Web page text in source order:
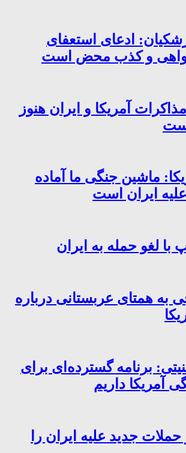
ادعای استعفای
واهی و کذب محض است
آمریکا و ایران هنوز
ماشین جنگی ما آماده
ایران است
با لغو حمله به ایران
به همتای عربستانی درباره
برنامه گسترده‌ای برای
آمریکا داریم
جدید علیه ایران را